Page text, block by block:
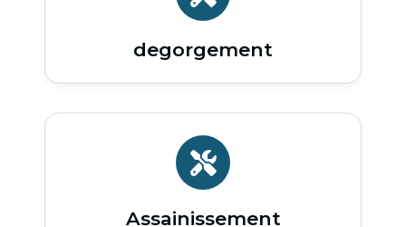
degorgement
Assainissement